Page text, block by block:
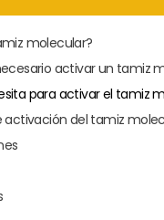
molecular?
activar un tamiz
para activar el tamiz
activación del tamiz